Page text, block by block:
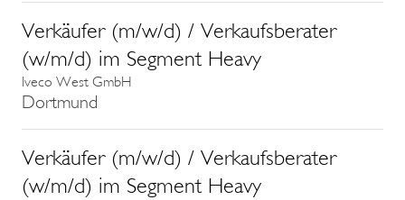
Verkäufer (m/w/d) / Verkaufsberater
(w/m/d) im Segment Heavy
Iveco West GmbH
Dortmund
Verkäufer (m/w/d) / Verkaufsberater
(w/m/d) im Segment Heavy